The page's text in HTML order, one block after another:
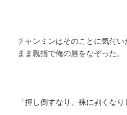
チャンミンはそのことに気付
まま親指で俺の唇をなぞった。
「押し倒すなり、裸に剥くなり